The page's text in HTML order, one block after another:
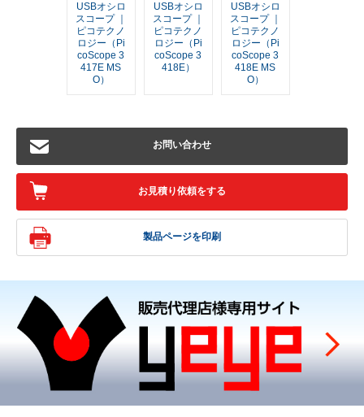
USBオシロ
スコープ ｜
ピコテクノ
ロジー（Pi
coScope 3
417E MS
O）
USBオシロ
スコープ ｜
ピコテクノ
ロジー（Pi
coScope 3
418E）
USBオシロ
スコープ ｜
ピコテクノ
ロジー（Pi
coScope 3
418E MS
O）
お問い合わせ
お見積り依頼をする
製品ページを印刷